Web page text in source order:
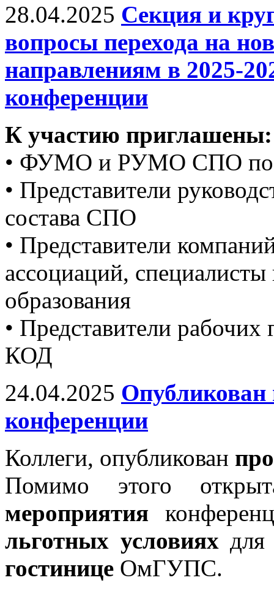
28.04.2025 Секция и
вопросы перехода на
направлениям в 2025-
конференции
К участию приглашены:
• ФУМО и РУМО СПО по
• Представители
состава СПО
• Представители
ассоциаций,
образования
• Представители
КОД
24.04.2025
конференции
Коллеги, опубликован
Помимо этого
мероприятия
льготных условиях для
гостинице ОмГУПС.